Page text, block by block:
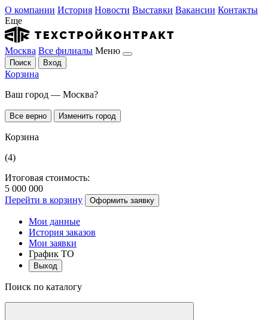
О компании История Новости Выставки Вакансии Контакты
Еще
Москва Все филиалы Меню
Поиск Вход
Корзина
Ваш город — Москва?
Все верно Изменить город
Корзина
(4)
Итоговая стоимость:
5 000 000
Перейти в корзину
Оформить заявку
Мои данные
История заказов
Мои заявки
График ТО
Выход
Поиск по каталогу